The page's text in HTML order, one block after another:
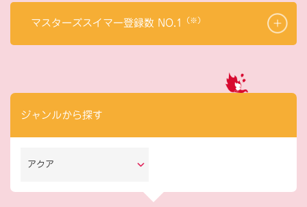
マスターズスイマー登録数 NO.1 （※）
ジャンルから探す
アクア